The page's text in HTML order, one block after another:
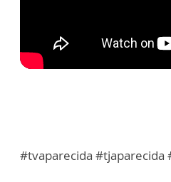
#tvaparecida #tjaparecida